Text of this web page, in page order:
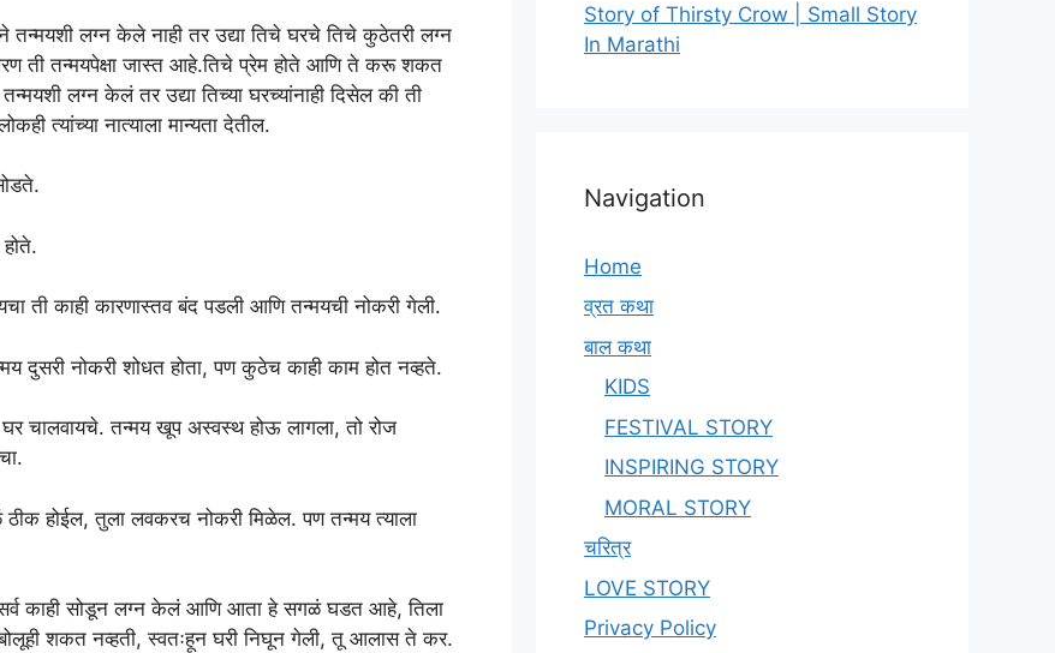
तन्मयशी लग्न केले नाही तर उद्या तिचे घरचे तिचे कुठेतरी लग्न
ती तन्मयपेक्षा जास्त आहे.तिचे प्रेम होते आणि ते करू शकत
लग्न केलं तर उद्या तिच्या घरच्यांनाही दिसेल की ती
त्यांच्या नात्याला मान्यता देतील.
ती काही कारणास्तव बंद पडली आणि तन्मयची नोकरी गेली.
दुसरी नोकरी शोधत होता, पण कुठेच काही काम होत नव्हते.
घर चालवायचे. तन्मय खूप अस्वस्थ होऊ लागला, तो रोज
होईल, तुला लवकरच नोकरी मिळेल. पण तन्मय त्याला
सर्व काही सोडून लग्न केलं आणि आता हे सगळं घडत आहे, तिला
शकत नव्हती, स्वतःहून घरी निघून गेली, तू आलास ते कर.
Story of Thirsty Crow | Small Story
In Marathi
Navigation
Home
व्रत कथा
बाल कथा
KIDS
FESTIVAL STORY
INSPIRING STORY
MORAL STORY
चरित्र
LOVE STORY
Privacy Policy